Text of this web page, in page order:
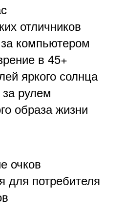
отличников
компьютером
в 45+
яркого солнца
рулем
образа жизни
очков
потребителя